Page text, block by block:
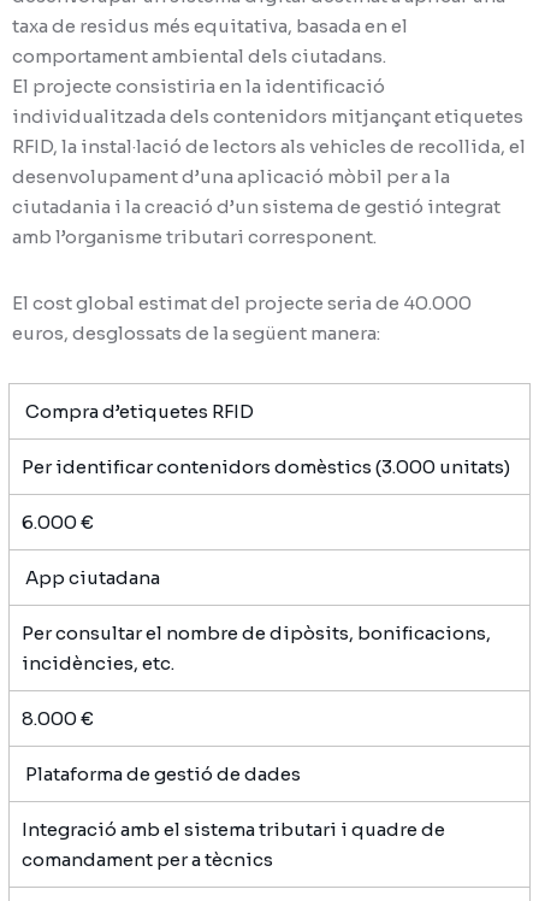
taxa de residus més equitativa, basada en el
comportament ambiental dels ciutadans.
El projecte consistiria en la identificació
individualitzada dels contenidors mitjançant etiquetes
RFID, la instal·lació de lectors als vehicles de recollida, el
desenvolupament d’una aplicació mòbil per a la
ciutadania i la creació d’un sistema de gestió integrat
amb l’organisme tributari corresponent.
El cost global estimat del projecte seria de 40.000
euros, desglossats de la següent manera:
Compra d’etiquetes RFID
Per identificar contenidors domèstics (3.000 unitats)
6.000 €
App ciutadana
Per consultar el nombre de dipòsits, bonificacions,
incidències, etc.
8.000 €
Plataforma de gestió de dades
Integració amb el sistema tributari i quadre de
comandament per a tècnics